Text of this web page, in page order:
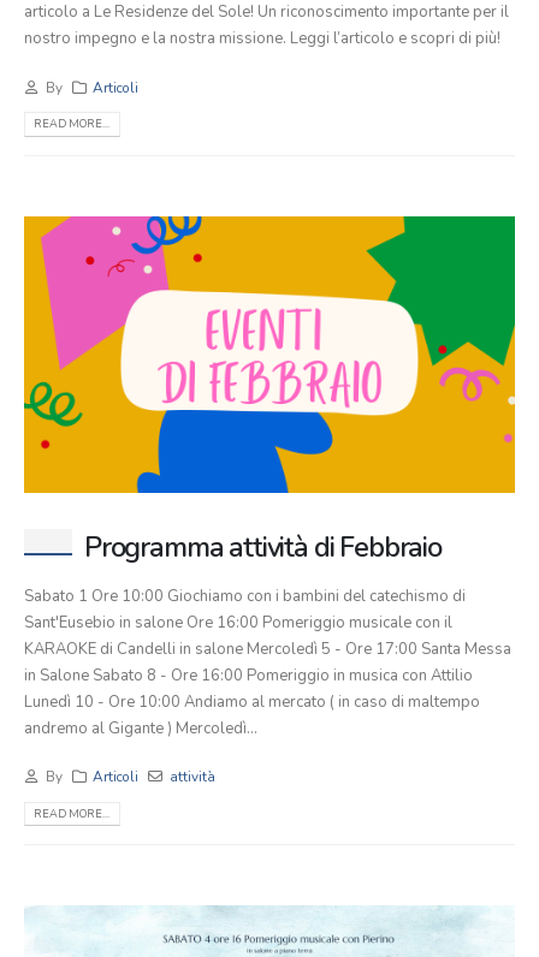
articolo a Le Residenze del Sole! Un riconoscimento importante per il
nostro impegno e la nostra missione. Leggi l’articolo e scopri di più!
By Articoli
READ MORE...
Programma attività di Febbraio
Sabato 1 Ore 10:00 Giochiamo con i bambini del catechismo di
Sant'Eusebio in salone Ore 16:00 Pomeriggio musicale con il
KARAOKE di Candelli in salone Mercoledì 5 - Ore 17:00 Santa Messa
in Salone Sabato 8 - Ore 16:00 Pomeriggio in musica con Attilio
Lunedì 10 - Ore 10:00 Andiamo al mercato ( in caso di maltempo
andremo al Gigante ) Mercoledì...
By Articoli attività
READ MORE...